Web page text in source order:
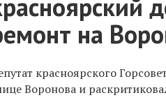
на
красноярского
Воронова и